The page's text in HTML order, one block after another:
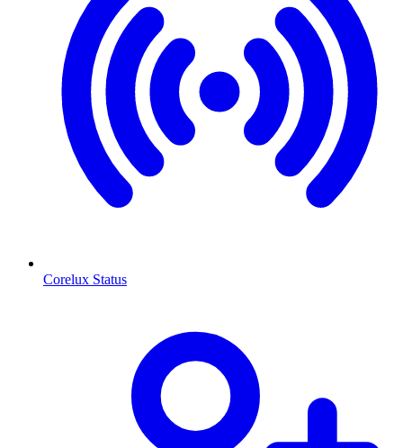
Corelux Status